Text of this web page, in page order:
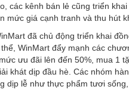
các kênh bán lẻ cũng triển
mức giá cạnh tranh và thu hút
đã chủ động triển khai
WinMart đẩy mạnh các
ưu đãi lên đến 50%, mua 1
khát dịp đầu hè. Các nhóm
dịp lễ như thực phẩm tươi